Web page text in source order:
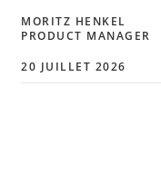
MORITZ HENKEL
PRODUCT MANAGER
20 JUILLET 2026